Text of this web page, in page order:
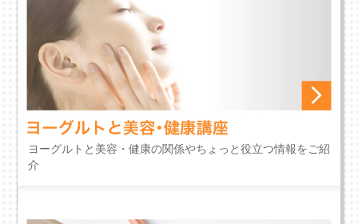
ヨーグルトと美容・健康の関係やちょっと役立つ情報をご紹
介